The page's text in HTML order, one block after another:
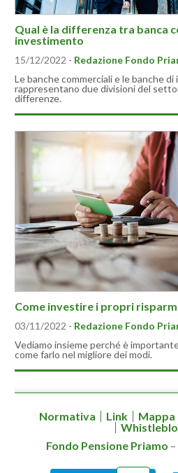
Qual è la differenza tra banca
investimento
15/12/2022 - Redazione Fondo
Le banche commerciali e le banche
rappresentano due divisioni del
differenze.
Come investire i propri
03/11/2022 - Redazione Fondo
Vediamo insieme perché è
come farlo nel migliore dei modi.
Normativa Link Mappa
Fondo Pensione Priamo